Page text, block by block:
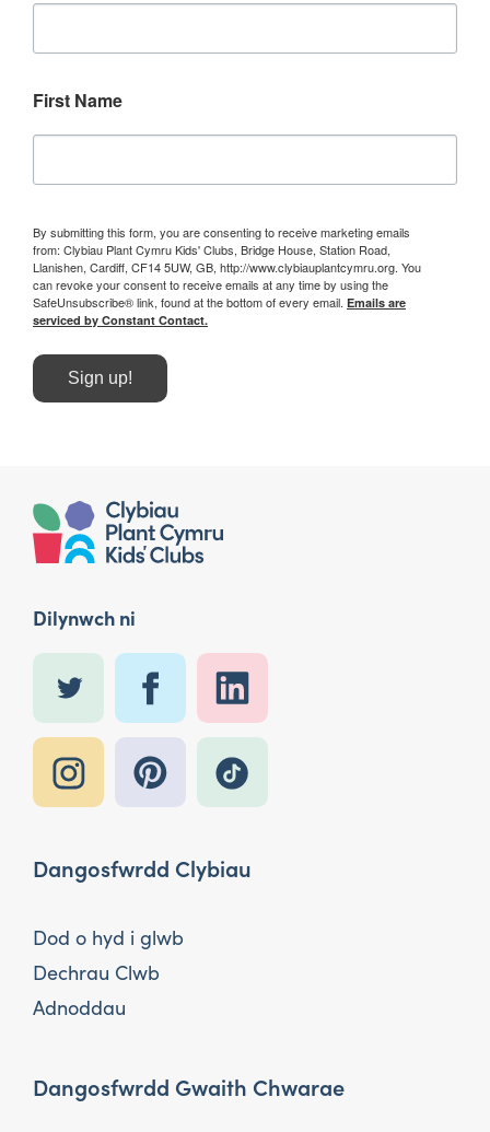
First Name
By submitting this form, you are consenting to receive marketing emails
from: Clybiau Plant Cymru Kids' Clubs, Bridge House, Station Road,
Llanishen, Cardiff, CF14 5UW, GB, http://www.clybiauplantcymru.org. You
can revoke your consent to receive emails at any time by using the
SafeUnsubscribe® link, found at the bottom of every email. Emails are
serviced by Constant Contact.
Sign up!
Dilynwch ni
Dangosfwrdd Clybiau
Dod o hyd i glwb
Dechrau Clwb
Adnoddau
Dangosfwrdd Gwaith Chwarae